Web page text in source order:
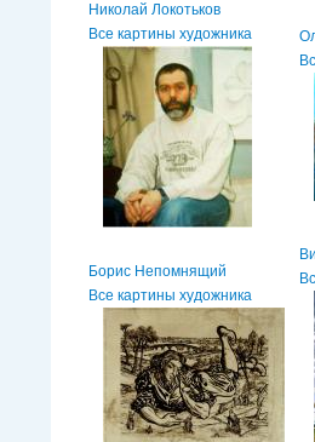
Николай Локотьков
Все картины художника
Борис Непомнящий
Все картины художника